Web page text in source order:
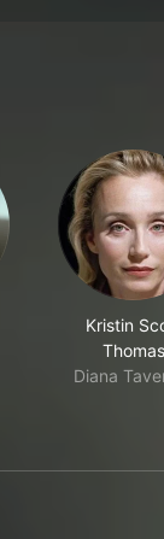
Kristin
Thomas
Diana